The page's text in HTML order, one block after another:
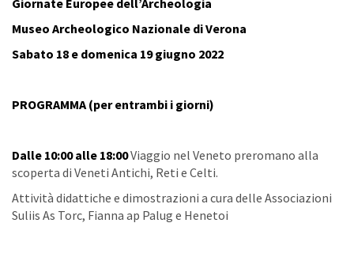
Giornate Europee dell’Archeologia
Museo Archeologico Nazionale di Verona
Sabato 18 e domenica 19 giugno 2022
PROGRAMMA (per entrambi i giorni)
Dalle 10:00 alle 18:00Viaggio nel Veneto preromano alla
scoperta di Veneti Antichi, Reti e Celti.
Attività didattiche e dimostrazioni a cura delle Associazioni
Suliis As Torc, Fianna ap Palug e Henetoi